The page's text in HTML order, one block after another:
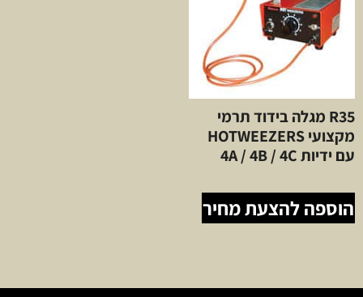
R35 מגלה בידוד תרמי
מקצועי HOTWEEZERS
עם ידיות 4A / 4B / 4C
הוספה להצעת מחיר